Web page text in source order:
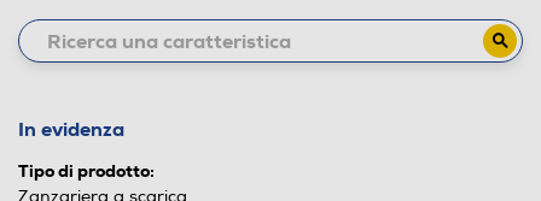
In evidenza
Tipo di prodotto:
Zanzariera a scarica